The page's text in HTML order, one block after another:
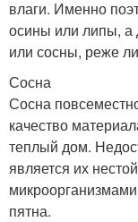
влаги. Именно
осины или липы, а
или сосны, реже
Сосна
Сосна
качество
теплый дом.
является их
пятна.